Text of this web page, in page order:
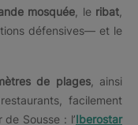
mosquée , le ribat
défensives— et le
de plages, ainsi
facilement
Sousse : l’Iberostar